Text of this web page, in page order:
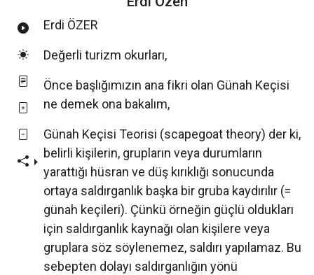
Erdi ÖZER
Değerli turizm okurları,
Önce başlığımızın ana fikri olan Günah Keçisi
ne demek ona bakalım,
Günah Keçisi Teorisi (scapegoat theory) der ki,
belirli kişilerin, grupların veya durumların
yarattığı hüsran ve düş kırıklığı sonucunda
ortaya saldırganlık başka bir gruba kaydırılır (=
günah keçileri). Çünkü örneğin güçlü oldukları
için saldırganlık kaynağı olan kişilere veya
gruplara söz söylenemez, saldırı yapılamaz. Bu
sebepten dolayı saldırganlığın yönü